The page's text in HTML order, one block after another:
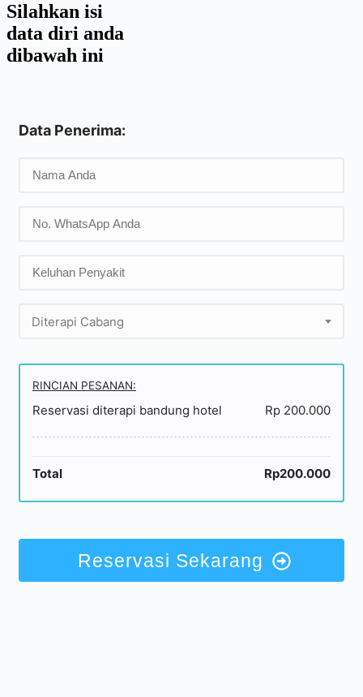
Silahkan isi
data diri anda
dibawah ini
Data Penerima:
Diterapi Cabang
RINCIAN PESANAN:
Reservasi diterapi bandung hotel Rp 200.000
Total Rp200.000
Reservasi Sekarang